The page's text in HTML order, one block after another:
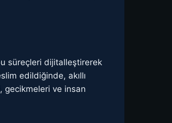
süreçleri dijitalleştirerek
edildiğinde, akıllı
gecikmeleri ve insan